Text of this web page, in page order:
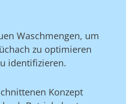
Waschmengen, um
zu optimieren
identifizieren.
Konzept